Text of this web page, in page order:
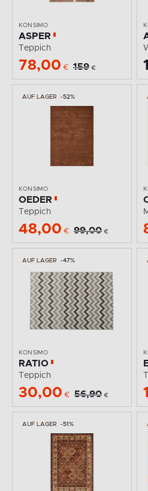
KONSIMO
ASPER
Teppich
78,00 € 159 €
AUF LAGER -52%
KONSIMO
OEDER
Teppich
48,00 € 99,00 €
AUF LAGER -47%
KONSIMO
RATIO
Teppich
30,00 € 56,90 €
AUF LAGER -51%